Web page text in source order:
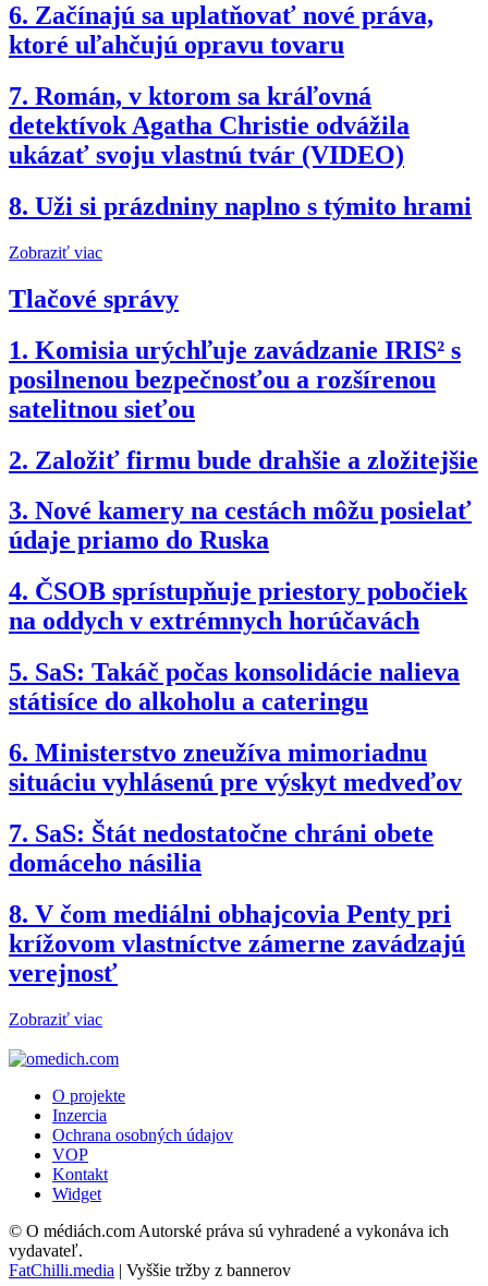
6. Začínajú sa uplatňovať nové práva,
ktoré uľahčujú opravu tovaru
7. Román, v ktorom sa kráľovná
detektívok Agatha Christie odvážila
ukázať svoju vlastnú tvár (VIDEO)
8. Uži si prázdniny naplno s týmito hrami
Zobraziť viac
Tlačové správy
1. Komisia urýchľuje zavádzanie IRIS² s
posilnenou bezpečnosťou a rozšírenou
satelitnou sieťou
2. Založiť firmu bude drahšie a zložitejšie
3. Nové kamery na cestách môžu posielať
údaje priamo do Ruska
4. ČSOB sprístupňuje priestory pobočiek
na oddych v extrémnych horúčavách
5. SaS: Takáč počas konsolidácie nalieva
státisíce do alkoholu a cateringu
6. Ministerstvo zneužíva mimoriadnu
situáciu vyhlásenú pre výskyt medveďov
7. SaS: Štát nedostatočne chráni obete
domáceho násilia
8. V čom mediálni obhajcovia Penty pri
krížovom vlastníctve zámerne zavádzajú
verejnosť
Zobraziť viac
O projekte
Inzercia
Ochrana osobných údajov
VOP
Kontakt
Widget
© O médiách.com Autorské práva sú vyhradené a vykonáva ich
vydavateľ.
FatChilli.media | Vyššie tržby z bannerov